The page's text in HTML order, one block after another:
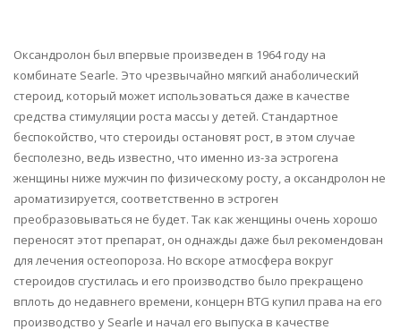
Оксандролон был впервые произведен в 1964 году на
комбинате Searle. Это чрезвычайно мягкий анаболический
стероид, который может использоваться даже в качестве
средства стимуляции роста массы у детей. Стандартное
беспокойство, что стероиды остановят рост, в этом случае
бесполезно, ведь известно, что именно из-за эстрогена
женщины ниже мужчин по физическому росту, а оксандролон не
ароматизируется, соответственно в эстроген
преобразовываться не будет. Так как женщины очень хорошо
переносят этот препарат, он однажды даже был рекомендован
для лечения остеопороза. Но вскоре атмосфера вокруг
стероидов сгустилась и его производство было прекращено
вплоть до недавнего времени, концерн BTG купил права на его
производство у Searle и начал его выпуска в качестве